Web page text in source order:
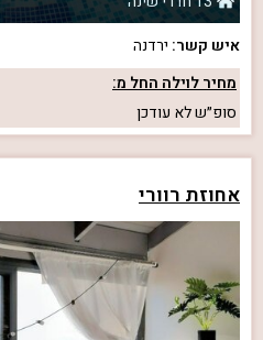
איש קשר: ירדנה
מחיר לוילה החל מ:
סופ״שלא עודכן
אחוזת רוורי